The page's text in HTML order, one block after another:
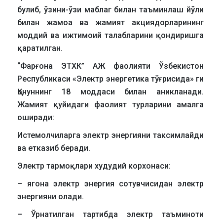
булиб, ўзини-ўзи маблаг билан таъминлаш йўли
билан жамоа ва жамият акциядорларининг
моддий ва ижтимоий талабларини қондиришга
қаратилган.
“Фарғона ЭТХК” АЖ фаолияти Ўзбекистон
Республикаси «Электр энергетика тўғрисида» ги
Қонуннинг 18 моддаси билан аникланади.
Жамият қуйидаги фаолият турларини амалга
оширади:
Истемолчиларга электр энергияни таксимлайди
ва етказиб беради.
Электр тармоқлари худудий корхонаси:
– ягона электр энергия сотувчисидан электр
энергияни олади.
– Ўрнатилган тартибда электр таъминоти